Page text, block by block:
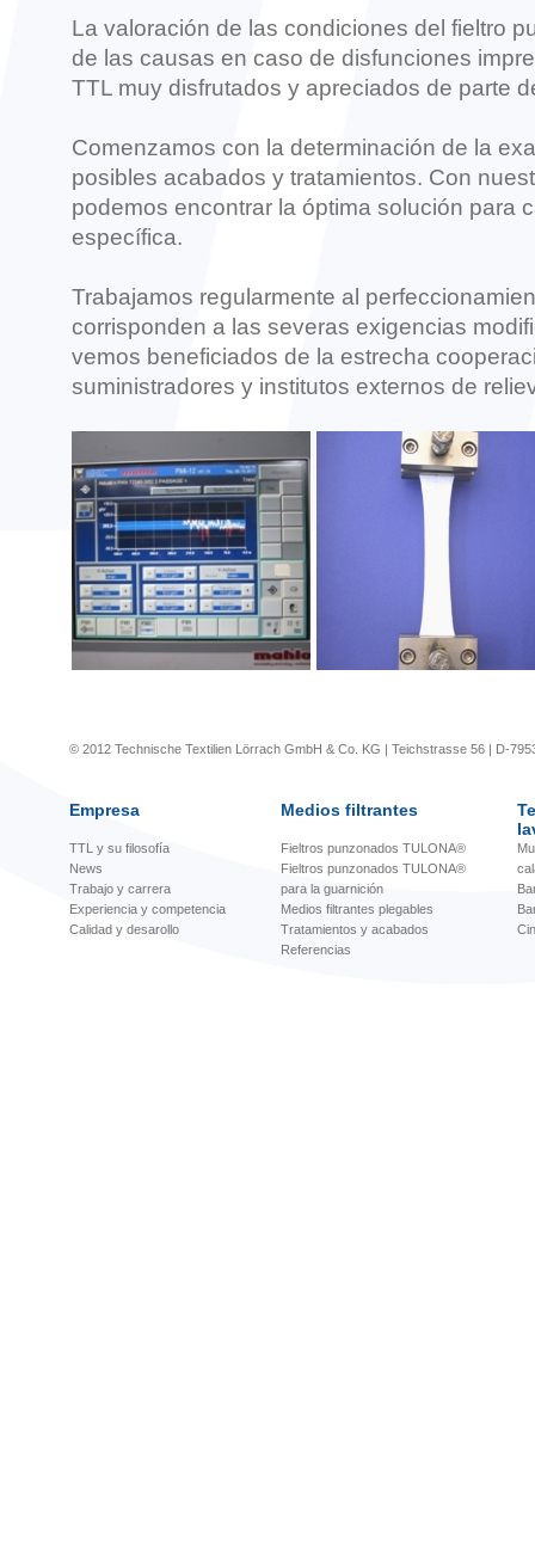
La valoración de las condiciones del fieltro
de las causas en caso de disfunciones
TTL muy disfrutados y apreciados de parte
Comenzamos con la determinación de la
posibles acabados y tratamientos. Con
podemos encontrar la óptima solución para
específica.
Trabajamos regularmente al
corrisponden a las severas exigencias
vemos beneficiados de la estrecha
suministradores y institutos externos de
© 2012 Technische Textilien Lörrach GmbH & Co. KG | Teichstrasse 56 | D-
Empresa Medios filtrantes
TTL y su filosofía
News
Trabajo y carrera
Experiencia y competencia
Calidad y desarollo
Fieltros punzonados TULONA®
Fieltros punzonados TULONA®
para la guarnición
Medios filtrantes plegables
Tratamientos y acabados
Referencias